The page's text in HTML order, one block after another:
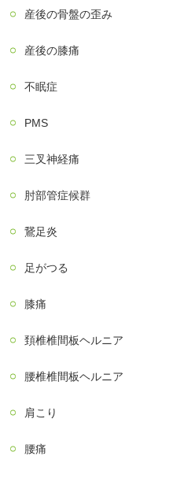
産後の骨盤の歪み
産後の膝痛
不眠症
PMS
三叉神経痛
肘部管症候群
鵞足炎
足がつる
膝痛
頚椎椎間板ヘルニア
腰椎椎間板ヘルニア
肩こり
腰痛